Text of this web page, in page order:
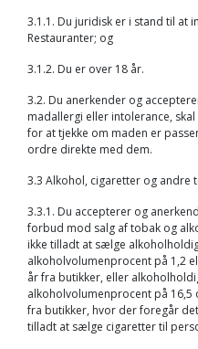
3.1.1. Du juridisk er i stand til at
Restauranter; og
3.1.2. Du er over 18 år.
3.2. Du anerkender og
madallergi eller intolerance,
for at tjekke om maden er
ordre direkte med dem.
3.3 Alkohol, cigaretter og andre
3.3.1. Du accepterer og
forbud mod salg af tobak og
ikke tilladt at sælge
alkoholvolumenprocent på 1,2
år fra butikker, eller
alkoholvolumenprocent på
fra butikker, hvor der foregår
tilladt at sælge cigaretter til